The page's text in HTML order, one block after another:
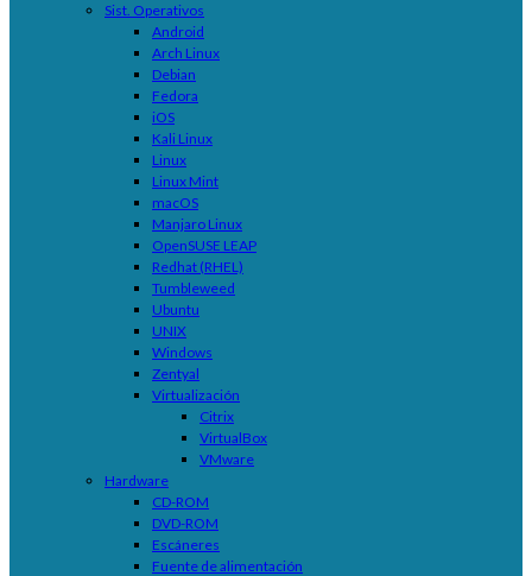
Sist. Operativos
Android
Arch Linux
Debian
Fedora
iOS
Kali Linux
Linux
Linux Mint
macOS
Manjaro Linux
OpenSUSE LEAP
Redhat (RHEL)
Tumbleweed
Ubuntu
UNIX
Windows
Zentyal
Virtualización
Citrix
VirtualBox
VMware
Hardware
CD-ROM
DVD-ROM
Escáneres
Fuente de alimentación